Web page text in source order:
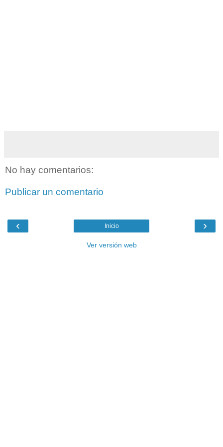
No hay comentarios:
Publicar un comentario
‹ ›
Inicio
Ver versión web